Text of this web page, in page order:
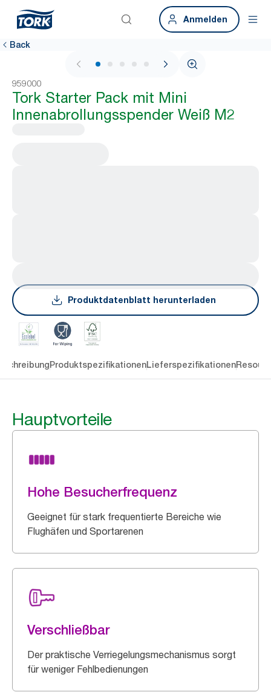
Anmelden
Back
1 / 5
959000
Tork Starter Pack mit Mini
Innenabrollungsspender Weiß M2
Produktdatenblatt herunterladen
ProduktspezifikationenLieferspezifikationen
Hauptvorteile
Hohe Besucherfrequenz
Geeignet für stark frequentierte Bereiche wie
Flughäfen und Sportarenen
Verschließbar
Der praktische Verriegelungsmechanismus sorgt
für weniger Fehlbedienungen